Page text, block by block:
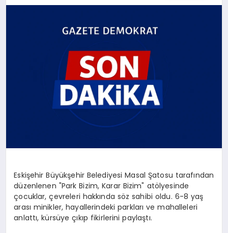
Eskişehir Büyükşehir Belediyesi Masal Şatosu tarafından
düzenlenen "Park Bizim, Karar Bizim" atölyesinde
çocuklar, çevreleri hakkında söz sahibi oldu. 6-8 yaş
arası minikler, hayallerindeki parkları ve mahalleleri
anlattı, kürsüye çıkıp fikirlerini paylaştı.